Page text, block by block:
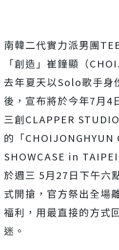
南韓二代實力派男團
「創造」崔鐘顯（
去年夏天以Solo歌手身
後， 宣布將於今年7月4
三創CLAPPER
的「CHOIJONGHYUN
SHOWCASE in
於週三 5月27日下午六
式開搶， 官方祭出全場
福利， 用最直接的方式
迷。